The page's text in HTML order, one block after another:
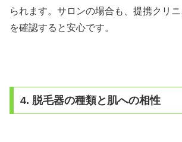
られます。サロンの場合も、提携クリ
を確認すると安心です。
4. 脱毛器の種類と肌への相性